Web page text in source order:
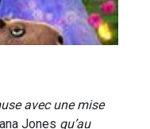
avec une mise
Jones qu’au